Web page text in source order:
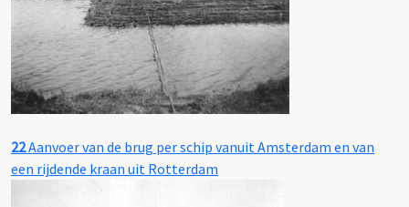
22Aanvoer van de brug per schip vanuit Amsterdam en van
een rijdende kraan uit Rotterdam